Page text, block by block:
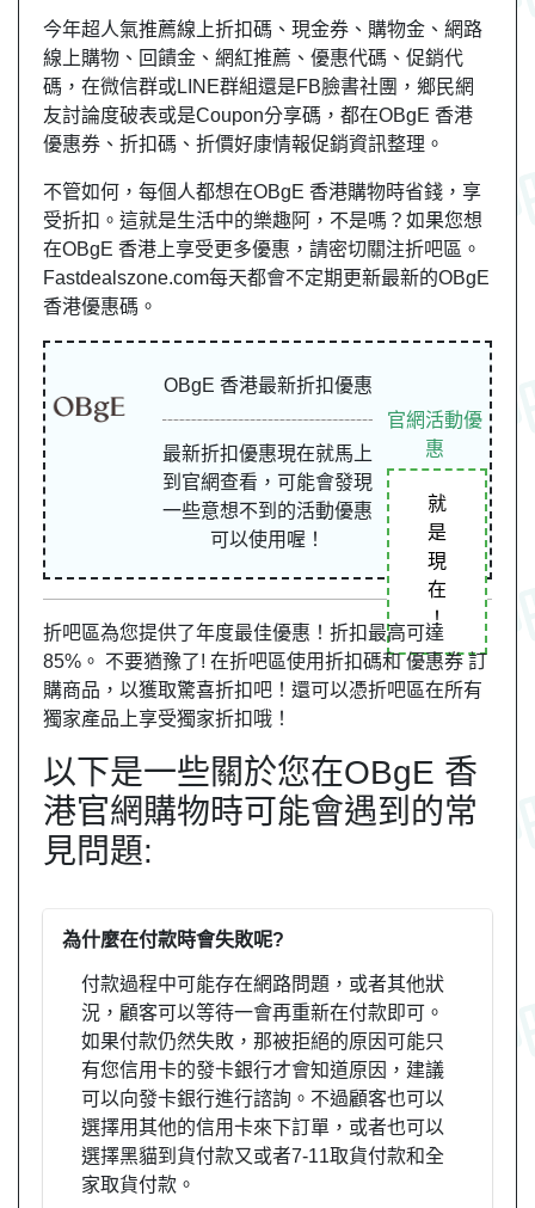
今年超人氣推薦線上折扣碼、現金券、購物金、網路
線上購物、回饋金、網紅推薦、優惠代碼、促銷代
碼，在微信群或LINE群組還是FB臉書社團，鄉民網
友討論度破表或是Coupon分享碼，都在OBgE 香港
優惠券、折扣碼、折價好康情報促銷資訊整理。
不管如何，每個人都想在OBgE 香港購物時省錢，享
受折扣。這就是生活中的樂趣阿，不是嗎？如果您想
在OBgE 香港上享受更多優惠，請密切關注折吧區。
Fastdealszone.com每天都會不定期更新最新的OBgE
香港優惠碼。
OBgE 香港最新折扣優惠
最新折扣優惠現在就馬上
到官網查看，可能會發現
一些意想不到的活動優惠
可以使用喔！
官網活動優
惠
就
是
現
在
！
折吧區為您提供了年度最佳優惠！折扣最高可達
85%。 不要猶豫了! 在折吧區使用折扣碼和 優惠券 訂
購商品，以獲取驚喜折扣吧！還可以憑折吧區在所有
獨家產品上享受獨家折扣哦！
以下是一些關於您在OBgE 香
港官網購物時可能會遇到的常
見問題:
為什麼在付款時會失敗呢?
付款過程中可能存在網路問題，或者其他狀
況，顧客可以等待一會再重新在付款即可。
如果付款仍然失敗，那被拒絕的原因可能只
有您信用卡的發卡銀行才會知道原因，建議
可以向發卡銀行進行諮詢。不過顧客也可以
選擇用其他的信用卡來下訂單，或者也可以
選擇黑貓到貨付款又或者7-11取貨付款和全
家取貨付款。